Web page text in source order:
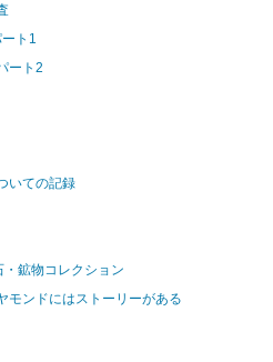
ト1
ート2
いての記録
鉱物コレクション
モンドにはストーリーがある